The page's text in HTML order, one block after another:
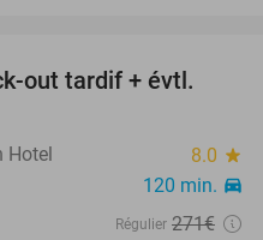
38%
out tardif + évtl.
Hotel 8.0 star
120 min. directions_car
Régulier 271€